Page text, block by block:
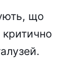
що
критично